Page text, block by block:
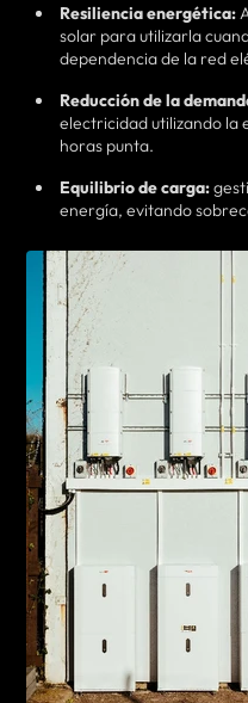
Resiliencia energética:
solar para utilizarla
dependencia de la red
Reducción de la
electricidad utilizando la
horas punta.
Equilibrio de carga:
energía, evitando